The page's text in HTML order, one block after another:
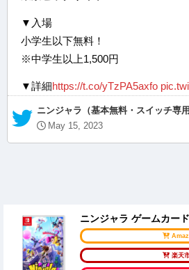
▼入場
小学生以下無料！
※中学生以上1,500円
▼詳細https://t.co/yTzPA5axfo
— ニンジャラ（基本無料・スイッチ
May 15, 2023
ニンジャラ ゲームカー
楽天